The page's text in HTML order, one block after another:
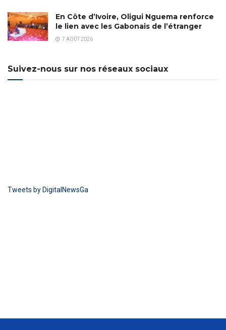
En Côte d’Ivoire, Oligui Nguema renforce
le lien avec les Gabonais de l’étranger
7 AOÛT 2026
Suivez-nous sur nos réseaux sociaux
Tweets by DigitalNewsGa